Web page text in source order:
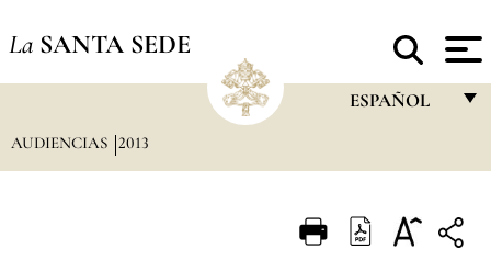
La SANTA SEDE
ESPAÑOL
ITALIANO
AUDIENCIAS 2013